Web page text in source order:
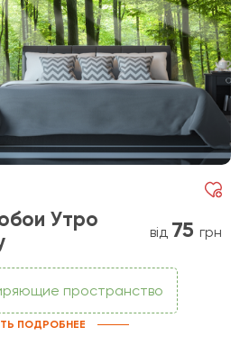
Утро
від 75 грн
пространство
ПОДРОБНЕЕ